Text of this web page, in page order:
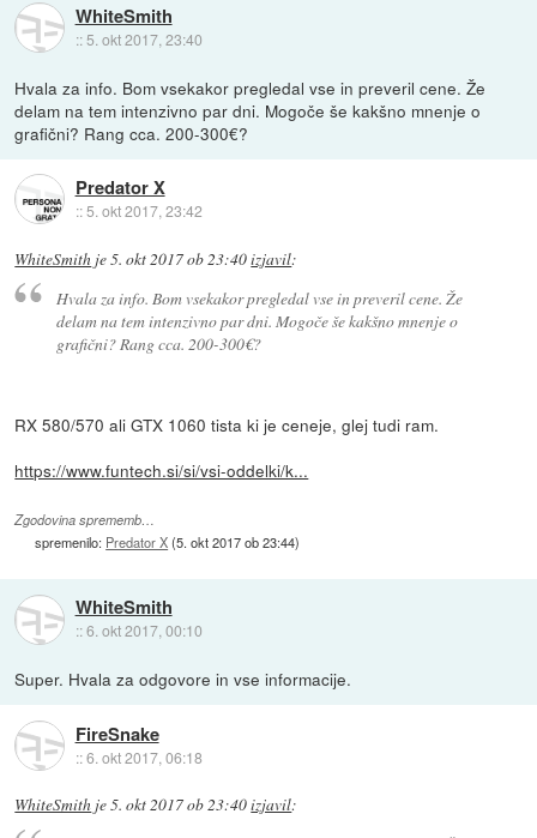
WhiteSmith
:: 5. okt 2017, 23:40
Hvala za info. Bom vsekakor pregledal vse in preveril cene. Že
delam na tem intenzivno par dni. Mogoče še kakšno mnenje o
grafični? Rang cca. 200-300€?
Predator X
::5. okt 2017, 23:42
WhiteSmith je5. okt 2017 ob 23:40izjavil:
Hvala za info. Bom vsekakor pregledal vse in preveril cene. Že
delam na tem intenzivno par dni. Mogoče še kakšno mnenje o
grafični? Rang cca. 200-300€?
RX 580/570 ali GTX 1060 tista ki je ceneje, glej tudi ram.
https://www.funtech.si/si/vsi-oddelki/k...
Zgodovina sprememb…
spremenilo: Predator X(5. okt 2017 ob 23:44)
WhiteSmith
::6. okt 2017, 00:10
Super. Hvala za odgovore in vse informacije.
FireSnake
::6. okt 2017, 06:18
WhiteSmith je5. okt 2017 ob 23:40izjavil: